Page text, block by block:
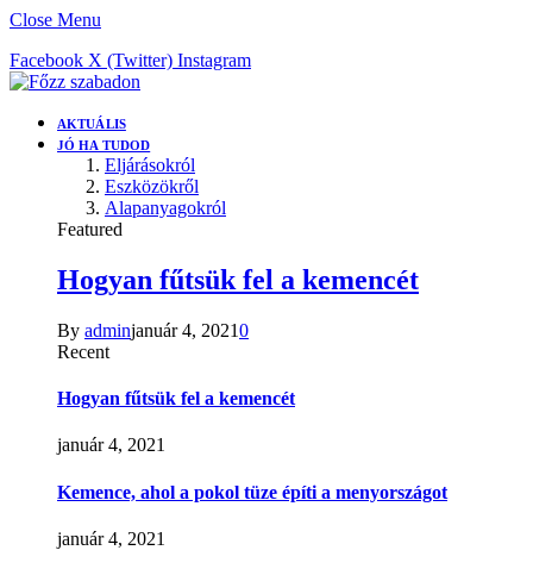
Close Menu
Facebook X (Twitter) Instagram
AKTUÁLIS
JÓ HA TUDOD
Eljárásokról
Eszközökről
Alapanyagokról
Featured
Hogyan fűtsük fel a kemencét
By adminjanuár 4, 20210
Recent
Hogyan fűtsük fel a kemencét
január 4, 2021
Kemence, ahol a pokol tüze építi a menyországot
január 4, 2021